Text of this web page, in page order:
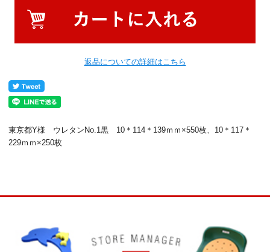
返品についての詳細はこちら
東京都Y様 ウレタンNo.1黒 10＊114＊139ｍｍ×550枚、10＊117＊
229ｍｍ×250枚